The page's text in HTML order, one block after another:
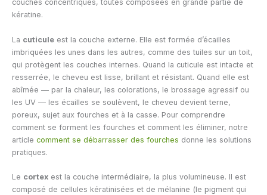
couches concentriques, toutes composées en grande partie de
kératine.
La cuticule est la couche externe. Elle est formée d’écailles
imbriquées les unes dans les autres, comme des tuiles sur un toit,
qui protègent les couches internes. Quand la cuticule est intacte et
resserrée, le cheveu est lisse, brillant et résistant. Quand elle est
abîmée — par la chaleur, les colorations, le brossage agressif ou
les UV — les écailles se soulèvent, le cheveu devient terne,
poreux, sujet aux fourches et à la casse. Pour comprendre
comment se forment les fourches et comment les éliminer, notre
article comment se débarrasser des fourches donne les solutions
pratiques.
Le cortex est la couche intermédiaire, la plus volumineuse. Il est
composé de cellules kératinisées et de mélanine (le pigment qui